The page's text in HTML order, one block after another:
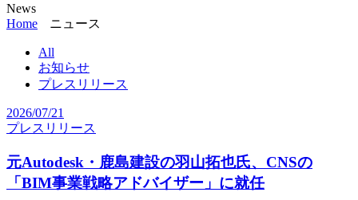
News
Home
ニュース
All
お知らせ
プレスリリース
2026/07/21
プレスリリース
元Autodesk・鹿島建設の羽山拓也氏、CNSの
「BIM事業戦略アドバイザー」に就任